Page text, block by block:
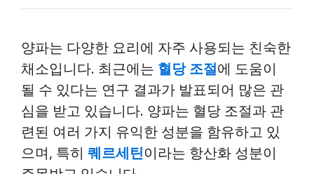
양파는 다양한 요리에 자주 사용되는 친숙한
채소입니다. 최근에는 혈당 조절에 도움이
될 수 있다는 연구 결과가 발표되어 많은 관
심을 받고 있습니다. 양파는 혈당 조절과 관
련된 여러 가지 유익한 성분을 함유하고 있
으며, 특히 퀘르세틴이라는 항산화 성분이